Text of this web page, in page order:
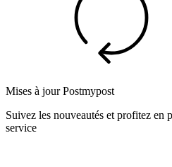
Mises à jour Postmypost
Suivez les nouveautés et profitez en
service